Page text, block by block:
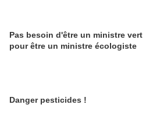
Pas besoin d'être un ministre vert
pour être un ministre écologiste
Danger pesticides !